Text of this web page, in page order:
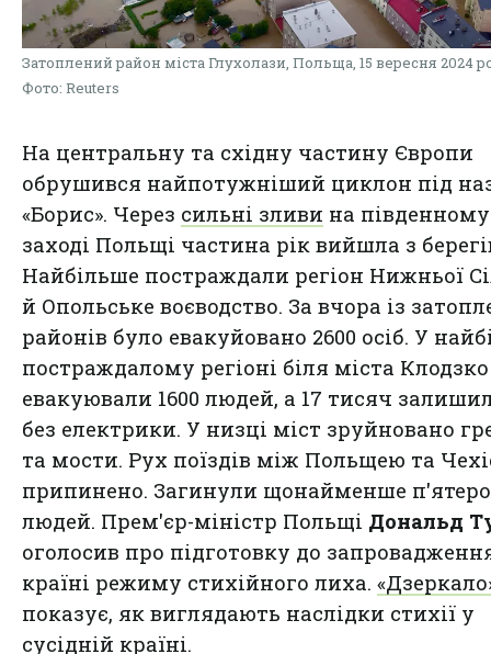
Затоплений район міста Глухолази, Польща, 15 вересня 2024
Фото: Reuters
На центральну та східну частину Європи
обрушився найпотужніший циклон під
«Борис». Через сильні зливи на південному
заході Польщі частина рік вийшла з
Найбільше постраждали регіон Нижньої
й Опольське воєводство. За вчора із
районів було евакуйовано 2600 осіб. У
постраждалому регіоні біля міста Клодзко
евакуювали 1600 людей, а 17 тисяч
без електрики. У низці міст зруйновано
та мости. Рух поїздів між Польщею та
припинено. Загинули щонайменше п'ятеро
людей. Прем'єр-міністр Польщі Дональд
оголосив про підготовку до
країні режиму стихійного лиха.
показує, як виглядають наслідки стихії у
сусідній країні.